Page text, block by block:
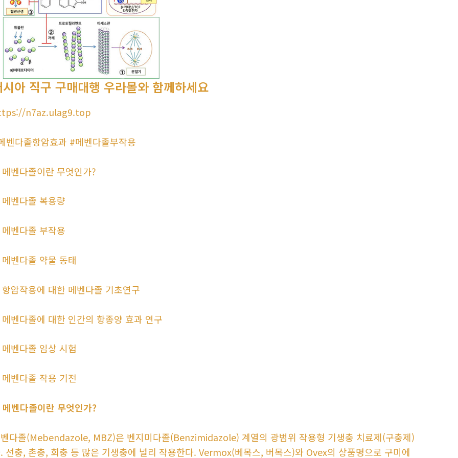
시아 직구 구매대행 우라몰와 함께하세요
n7az.ulag9.top
벤다졸항암효과 #메벤다졸부작용
메벤다졸이란 무엇인가?
벤다졸 복용량
벤다졸 부작용
벤다졸 약물 동태
암작용에 대한 메벤다졸 기초연구
벤다졸에 대한 인간의 항종양 효과 연구
벤다졸 임상 시험
벤다졸 작용 기전
메벤다졸이란 무엇인가?
다졸(Mebendazole, MBZ)은 벤지미다졸(Benzimidazole) 계열의 광범위 작용형 기생충 치료제(구충제)
선충, 촌충, 회충 등 많은 기생충에 널리 작용한다. Vermox(베목스, 버목스)와 Ovex의 상품명으로 구미에